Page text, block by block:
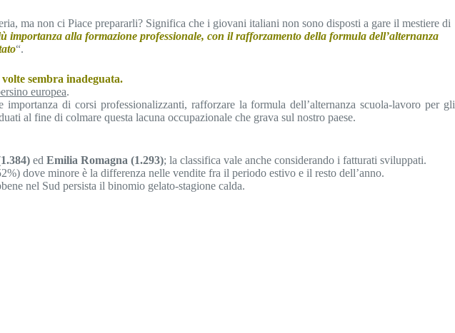
ma non ci Piace prepararli? Significa che i giovani italiani non sono disposti a gare il mestiere di
importanza alla formazione professionale, con il rafforzamento della formula dell’alternanza
“.
sembra inadeguata.
europea.
di corsi professionalizzanti, rafforzare la formula dell’alternanza scuola-lavoro per gli
al fine di colmare questa lacuna occupazionale che grava sul nostro paese.
ed Emilia Romagna (1.293); la classifica vale anche considerando i fatturati sviluppati.
dove minore è la differenza nelle vendite fra il periodo estivo e il resto dell’anno.
nel Sud persista il binomio gelato-stagione calda.